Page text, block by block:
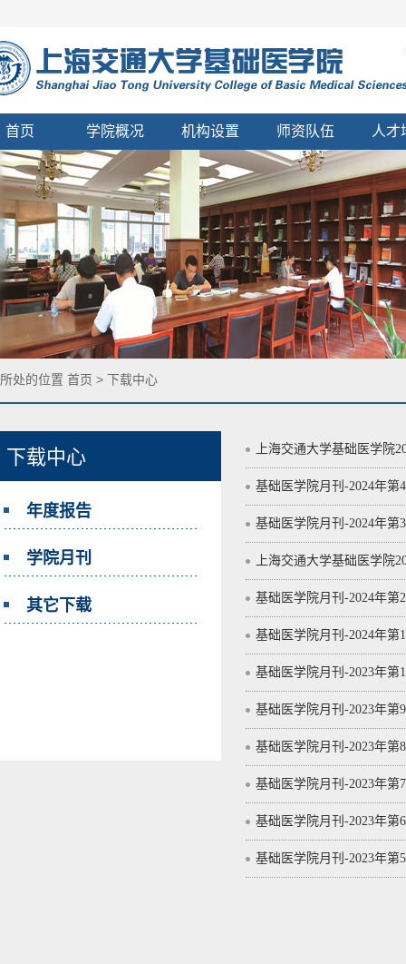
首页 学院概况 机构设置 师资队伍 人才
下载中心
年度报告
学院月刊
其它下载
上海交通大学基础医学院
基础医学院月刊-2024年第
基础医学院月刊-2024年第
上海交通大学基础医学院
基础医学院月刊-2024年第
基础医学院月刊-2024年第
基础医学院月刊-2023年第
基础医学院月刊-2023年第
基础医学院月刊-2023年第
基础医学院月刊-2023年第
基础医学院月刊-2023年第
基础医学院月刊-2023年第
处的位置 首页 > 下载中心